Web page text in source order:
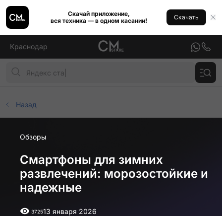
Скачай приложение,
вся техника — в одном касании!
Скачать
Краснодар
Назад
Обзоры
Смартфоны для зимних
развлечений: морозостойкие и
надежные
372513 января 2026